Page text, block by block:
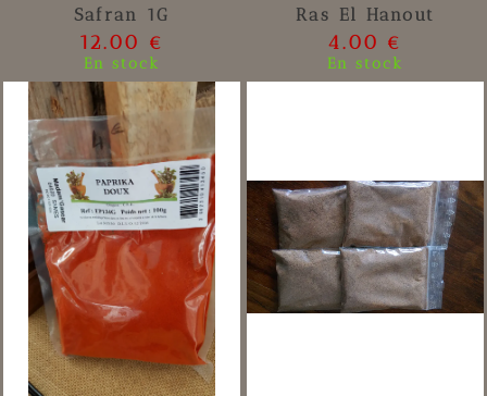
Safran 1G
12.00 €
En stock
Ras El Hanout
4.00 €
En stock